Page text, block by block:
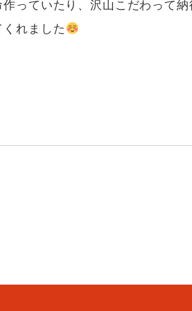
っていたり、沢山こだわって納
れました